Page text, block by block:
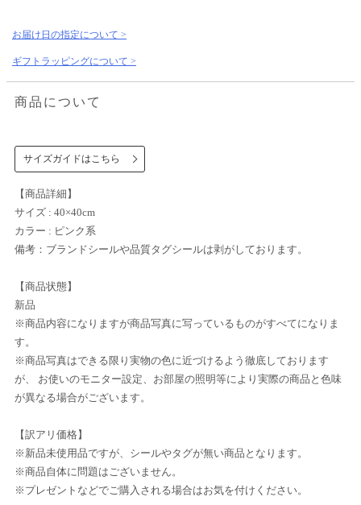
お届け日の指定について >
ギフトラッピングについて >
商品について
サイズガイドはこちら
【商品詳細】
サイズ : 40×40cm
カラー : ピンク系
備考：ブランドシールや品質タグシールは剥がしております。
【商品状態】
新品
※商品内容になりますが商品写真に写っているものがすべてになりま
す。
※商品写真はできる限り実物の色に近づけるよう徹底しております
が、 お使いのモニター設定、お部屋の照明等により実際の商品と色味
が異なる場合がございます。
【訳アリ価格】
※新品未使用品ですが、シールやタグが無い商品となります。
※商品自体に問題はございません。
※プレゼントなどでご購入される場合はお気を付けください。